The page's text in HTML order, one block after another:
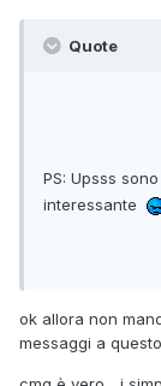
Quote
PS: Upsss
interessante
ok allora non
messaggi a